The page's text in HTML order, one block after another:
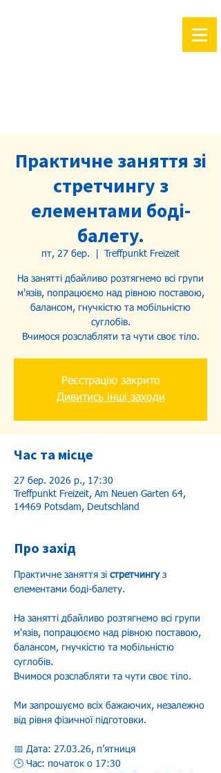
Практичне заняття зі
стретчингу з
елементами боді-
балету.
пт, 27 бер. Treffpunkt Freizeit
На занятті дбайливо розтягнемо всі групи
м'язів, попрацюємо над рівною поставою,
балансом, гнучкістю та мобільністю
суглобів.
Реєстрацію закрито
Дивитись інші заходи
Час та місце
27 бер. 2026 р., 17:30
Treffpunkt Freizeit, Am Neuen Garten 64,
14469 Potsdam, Deutschland
Про захід
Практичне заняття зі стретчингу з
елементами боді-балету.
На занятті дбайливо розтягнемо всі групи
м'язів, попрацюємо над рівною поставою,
балансом, гнучкістю та мобільністю
суглобів.
Вчимося розслабляти та чути своє тіло.
Ми запрошуємо всіх бажаючих, незалежно
від рівня фізичної підготовки.
📅 Дата: 27.03.26, пʼятниця
🕒 Час: початок o 17:30